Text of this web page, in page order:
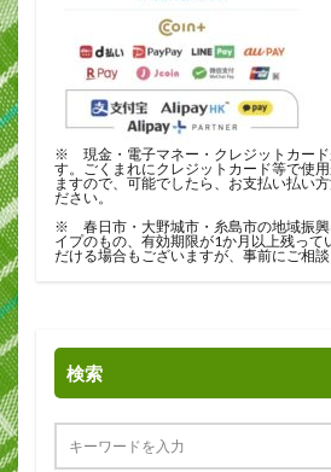
※ 現金・電子マネー・クレジットカード
す。ごくまれにクレジットカード等で使
ますので、可能でしたら、お支払い払い
ださい。
※ 春日市・大野城市・糸島市の地域振興
イプのもの、有効期限が1か月以上残って
だける場合もございますが、事前にご相
検索